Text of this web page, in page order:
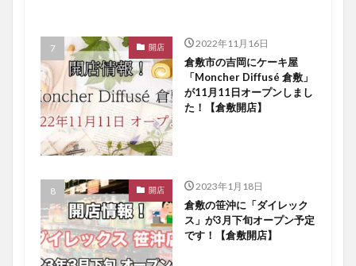
開店 2022年11月16日
倉敷市の吉岡にケーキ屋
「Moncher Diffusé 倉敷」
が11月11日オープンしまし
た！【倉敷開店】
開店 2023年1月18日
倉敷の笹沖に「ダイレック
ス」が3月下旬オープン予定
です！【倉敷開店】